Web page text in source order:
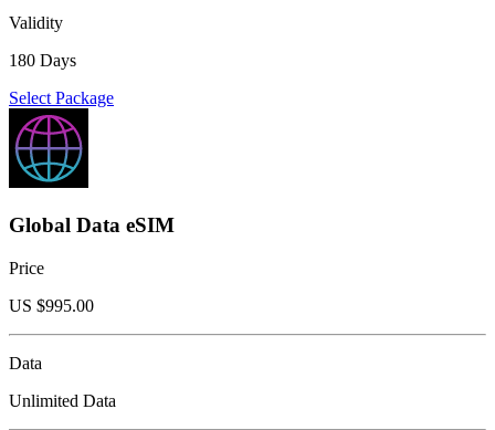
Validity
180 Days
Select Package
Global Data eSIM
Price
US $995.00
Data
Unlimited Data